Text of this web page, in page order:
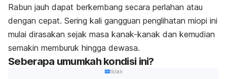
Rabun jauh dapat berkembang secara perlahan atau
dengan cepat. Sering kali gangguan penglihatan miopi ini
mulai dirasakan sejak masa kanak-kanak dan kemudian
semakin memburuk hingga dewasa.
Seberapa umumkah kondisi ini?
Iklan